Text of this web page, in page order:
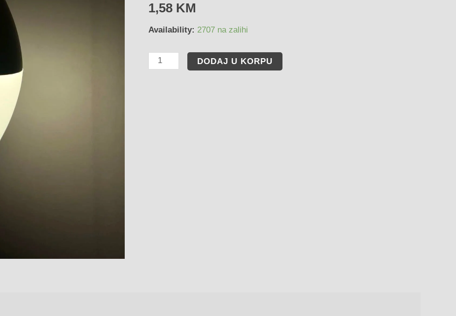
1,58 KM
Availability: 2707 na zalihi
DODAJ U KORPU